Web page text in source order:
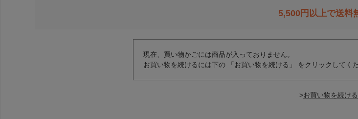
5,500 円以上で送料
現在、買い物かごには商品が入っておりません。
お買い物を続けるには下の 「お買い物を続ける」 をクリックしてくだ
>